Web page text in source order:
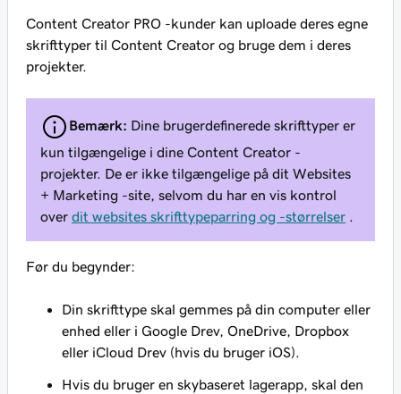
Content Creator PRO -kunder kan uploade deres egne
skrifttyper til Content Creator og bruge dem i deres
projekter.
Bemærk: Dine brugerdefinerede skrifttyper er
kun tilgængelige i dine Content Creator -
projekter. De er ikke tilgængelige på dit Websites
+ Marketing -site, selvom du har en vis kontrol
over dit websites skrifttypeparring og -størrelser
Før du begynder:
Din skrifttype skal gemmes på din computer eller
enhed eller i Google Drev, OneDrive, Dropbox
eller iCloud Drev (hvis du bruger iOS).
Hvis du bruger en skybaseret lagerapp, skal den